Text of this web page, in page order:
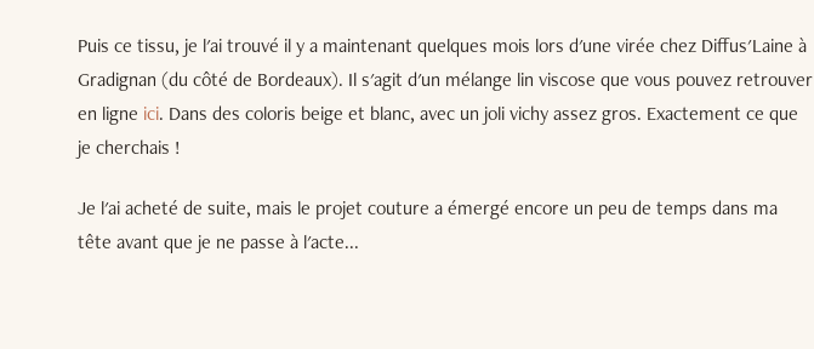
Puis ce tissu, je l'ai trouvé il y a maintenant quelques mois lors d'une virée chez Diffus'Laine à
Gradignan (du côté de Bordeaux). Il s'agit d'un mélange lin viscose que vous pouvez retrouver
en ligne ici. Dans des coloris beige et blanc, avec un joli vichy assez gros. Exactement ce que
je cherchais !
Je l'ai acheté de suite, mais le projet couture a émergé encore un peu de temps dans ma
tête avant que je ne passe à l'acte...